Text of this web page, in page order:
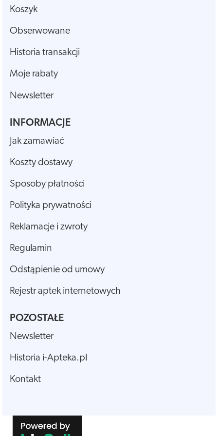
Koszyk
Obserwowane
Historia transakcji
Moje rabaty
Newsletter
INFORMACJE
Jak zamawiać
Koszty dostawy
Sposoby płatności
Polityka prywatności
Reklamacje i zwroty
Regulamin
Odstąpienie od umowy
Rejestr aptek internetowych
POZOSTAŁE
Newsletter
Historia i-Apteka.pl
Kontakt